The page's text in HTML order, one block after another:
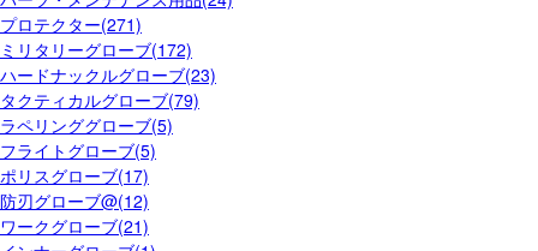
プロテクター(271)
ミリタリーグローブ(172)
ハードナックルグローブ(23)
タクティカルグローブ(79)
ラペリンググローブ(5)
フライトグローブ(5)
ポリスグローブ(17)
防刃グローブ@(12)
ワークグローブ(21)